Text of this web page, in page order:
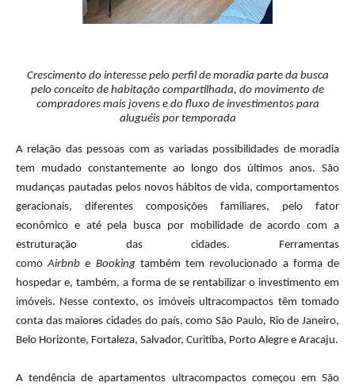
Crescimento do interesse pelo perfil de moradia parte da busca
pelo conceito de habitação compartilhada, do movimento de
compradores mais jovens e do fluxo de investimentos para
aluguéis por temporada
A relação das pessoas com as variadas possibilidades de moradia
tem mudado constantemente ao longo dos últimos anos. São
mudanças pautadas pelos novos hábitos de vida, comportamentos
geracionais, diferentes composições familiares, pelo fator
econômico e até pela busca por mobilidade de acordo com a
estruturação das cidades. Ferramentas
comoAirbnb e Bookingtambém tem revolucionado a forma de
hospedar e, também, a forma de se rentabilizar o investimento em
imóveis. Nesse contexto, os imóveis ultracompactos têm tomado
conta das maiores cidades do país, como São Paulo, Rio de Janeiro,
Belo Horizonte, Fortaleza, Salvador, Curitiba, Porto Alegre e Aracaju.
A tendência de apartamentos ultracompactos começou em São